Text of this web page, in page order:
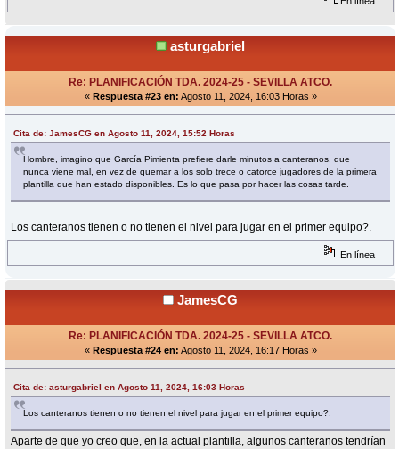
asturgabriel
Re: PLANIFICACIÓN TDA. 2024-25 - SEVILLA ATCO.
« Respuesta #23 en: Agosto 11, 2024, 16:03 Horas »
Cita de: JamesCG en Agosto 11, 2024, 15:52 Horas
Hombre, imagino que García Pimienta prefiere darle minutos a canteranos, que
nunca viene mal, en vez de quemar a los solo trece o catorce jugadores de la primera
plantilla que han estado disponibles. Es lo que pasa por hacer las cosas tarde.
Los canteranos tienen o no tienen el nivel para jugar en el primer equipo?.
En línea
JamesCG
Re: PLANIFICACIÓN TDA. 2024-25 - SEVILLA ATCO.
« Respuesta #24 en: Agosto 11, 2024, 16:17 Horas »
Cita de: asturgabriel en Agosto 11, 2024, 16:03 Horas
Los canteranos tienen o no tienen el nivel para jugar en el primer equipo?.
Aparte de que yo creo que, en la actual plantilla, algunos canteranos tendrían